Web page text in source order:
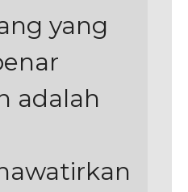
yang
adalah